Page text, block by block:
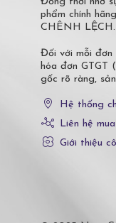
phẩm chính
CHÊNH LỆCH.
Đối với mỗi đơn
hóa đơn GTGT
gốc rõ ràng,
Hệ thống
Liên hệ
Giới thiệu